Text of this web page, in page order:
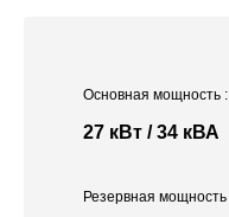
Основная мощность :
27 кВт / 34 кВА
Резервная мощность